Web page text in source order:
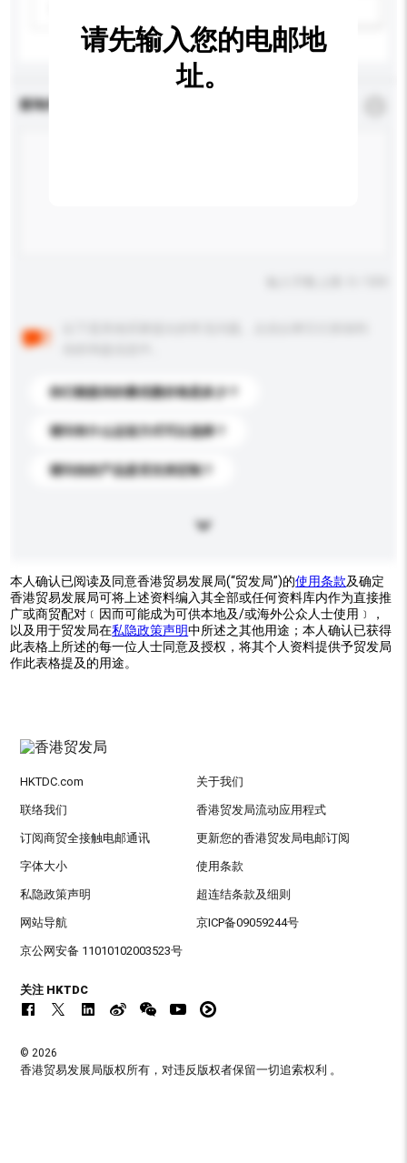
查询内容
你们能提供的最优惠价格是多少？
请问有什么运送方式可以选择？
请问你的产品是否支持定制？
请先输入您的电邮地
址。
本人确认已阅读及同意香港贸易发展局(“贸发局”)的使用条款及确定
香港贸易发展局可将上述资料编入其全部或任何资料库内作为直接推
广或商贸配对﹝因而可能成为可供本地及/或海外公众人士使用﹞，
以及用于贸发局在私隐政策声明中所述之其他用途；本人确认已获得
此表格上所述的每一位人士同意及授权，将其个人资料提供予贸发局
作此表格提及的用途。
HKTDC.com 关于我们
联络我们 香港贸发局流动应用程式
订阅商贸全接触电邮通讯 更新您的香港贸发局电邮订阅
字体大小 使用条款
私隐政策声明 超连结条款及细则
网站导航 京ICP备09059244号
京公网安备 11010102003523号
关注 HKTDC
© 2026
香港贸易发展局版权所有，对违反版权者保留一切追索权利 。